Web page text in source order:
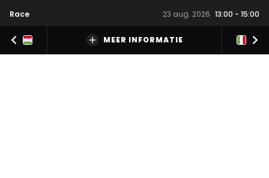
Race
23 aug. 2026 13:00 - 15:00
MEER INFORMATIE